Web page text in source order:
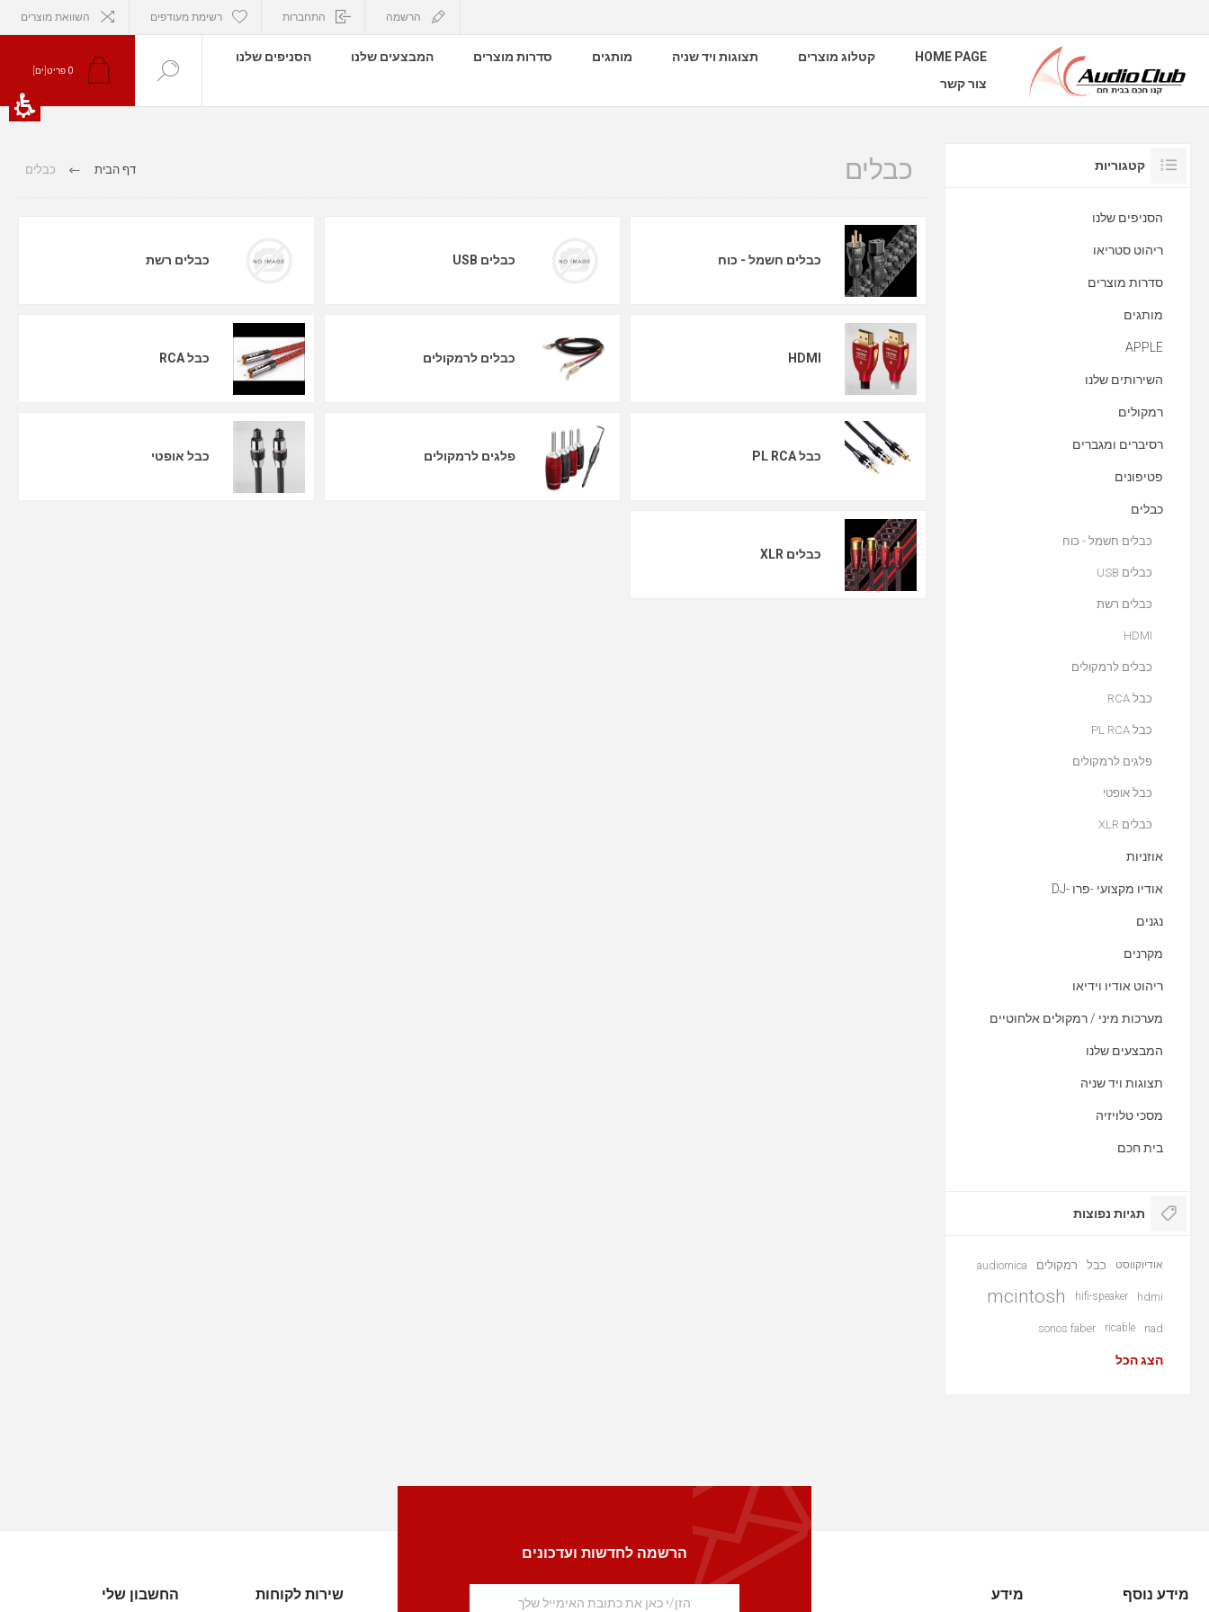
הרשמה התחברות רשימת מעודפים השוואת מוצרים
HOME PAGE קטלוג מוצרים תצוגות ויד שניה מותגים סדרות מוצרים המבצעים שלנו
הסניפים שלנו
צור קשר
0 פריט[ים]
דף הבית כבלים כבלים
כבלים חשמל - כוח כבלים USB כבלים רשת
HDMI כבלים לרמקולים כבל RCA
כבל PL RCA פלגים לרמקולים כבל אופטי
כבלים XLR
קטגוריות
הסניפים שלנו
ריהוט סטריאו
סדרות מוצרים
מותגים
APPLE
השירותים שלנו
רמקולים
רסיברים ומגברים
פטיפונים
כבלים
כבלים חשמל - כוח
כבלים USB
כבלים רשת
HDMI
כבלים לרמקולים
כבל RCA
כבל PL RCA
פלגים לרמקולים
כבל אופטי
כבלים XLR
אוזניות
אודיו מקצועי -פרו -DJ
נגנים
מקרנים
ריהוט אודיו וידיאו
מערכות מיני / רמקולים אלחוטיים
המבצעים שלנו
תצוגות ויד שניה
מסכי טלויזיה
בית חכם
תגיות נפוצות
אודיוקווסט כבל רמקולים audiomica
hdmi
hifi-speaker
mcintosh
nad
ricable
sonos faber
הצג הכל
הרשמה לחדשות ועדכונים
מידע נוסף מידע שירות לקוחות החשבון שלי